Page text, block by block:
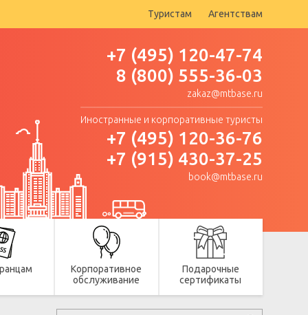
Туристам Агентствам
+7 (495) 120-47-74
8 (800) 555-36-03
zakaz@mtbase.ru
Иностранные и корпоративные туристы
+7 (495) 120-36-76
+7 (915) 430-37-25
book@mtbase.ru
Корпоративное
обслуживание
Подарочные
сертификаты